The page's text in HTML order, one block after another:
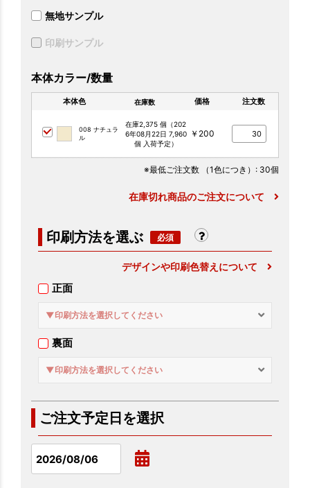
無地サンプル
印刷サンプル
本体カラー/数量
本体色 在庫数 価格 注文数
008 ナチュラ
ル
在庫2,375 個（202
6年08月22日 7,960
個 入荷予定）
￥200
※最低ご注文数 （1色につき） : 30個
在庫切れ商品のご注文について
印刷方法を選ぶ
デザインや印刷色替えについて
正面
▼印刷方法を選択してください
裏面
▼印刷方法を選択してください
ご注文予定日を選択